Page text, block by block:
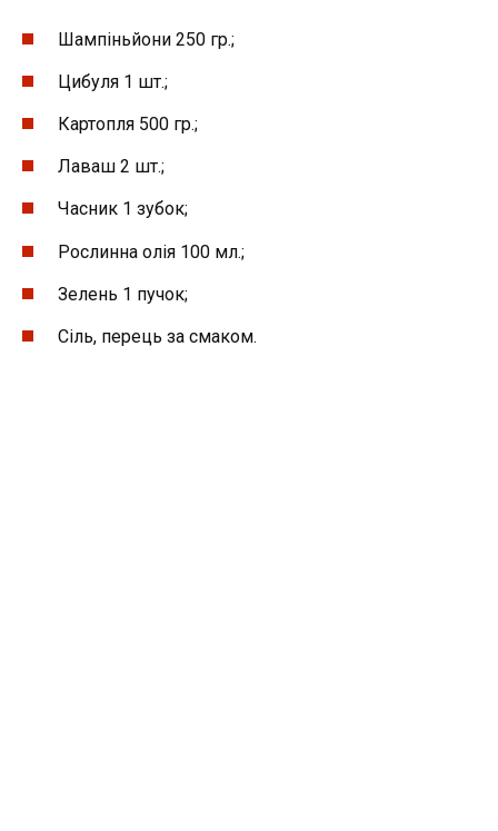
Шампіньйони 250 гр.;
Цибуля 1 шт.;
Картопля 500 гр.;
Лаваш 2 шт.;
Часник 1 зубок;
Рослинна олія 100 мл.;
Зелень 1 пучок;
Сіль, перець за смаком.